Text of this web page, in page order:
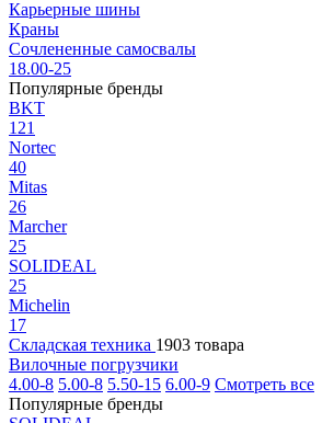
Карьерные шины
Краны
Сочлененные самосвалы
18.00-25
Популярные бренды
BKT
121
Nortec
40
Mitas
26
Marcher
25
SOLIDEAL
25
Michelin
17
Складская техника 1903 товара
Вилочные погрузчики
4.00-8 5.00-8 5.50-15 6.00-9 Смотреть все
Популярные бренды